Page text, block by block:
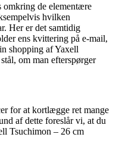
omkring de elementære
hvilken
Her er det samtidig
ens kvittering på e-mail,
shopping af Yaxell
om man efterspørger
for at kortlægge ret mange
af dette foreslår vi, at du
Tsuchimon – 26 cm